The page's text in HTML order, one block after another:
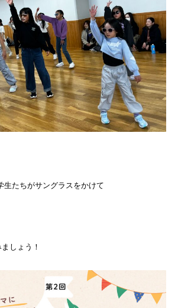
生たちがサングラスをかけて
しょう！